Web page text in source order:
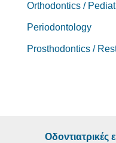
Orthodontics /
Periodontology
Prosthodontics /